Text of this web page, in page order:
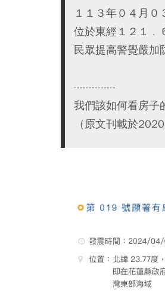
１１３年０４月
位於東經１２１﹒
民眾提高警覺嚴加
--------------
我們該如何看房子
（原文刊載於